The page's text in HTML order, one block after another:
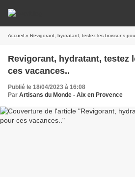
Accueil » Revigorant, hydratant, testez les boissons
Revigorant, hydratant, testez
ces vacances..
Publié le 18/04/2023 à 16:08
Par Artisans du Monde - Aix en Provence